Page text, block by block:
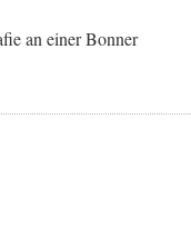
an einer Bonner